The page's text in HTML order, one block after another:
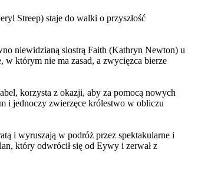
Streep) staje do walki o przyszłość
niewidzianą siostrą Faith (Kathryn Newton) u
w którym nie ma zasad, a zwycięzca bierze
korzysta z okazji, aby za pomocą nowych
i jednoczy zwierzęce królestwo w obliczu
i wyruszają w podróż przez spektakularne i
który odwrócił się od Eywy i zerwał z